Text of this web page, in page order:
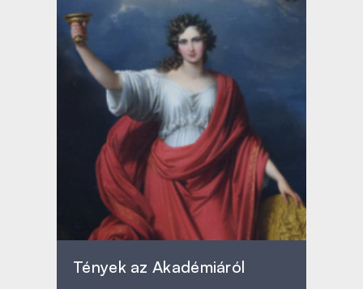
Tények az Akadémiáról